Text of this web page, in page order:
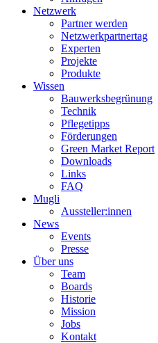
Netzwerk
Partner werden
Netzwerkpartnertag
Experten
Projekte
Produkte
Wissen
Bauwerksbegrünung
Technik
Pflegetipps
Förderungen
Green Market Report
Downloads
Links
FAQ
Mugli
Aussteller:innen
News
Events
Presse
Über uns
Team
Boards
Historie
Mission
Jobs
Kontakt